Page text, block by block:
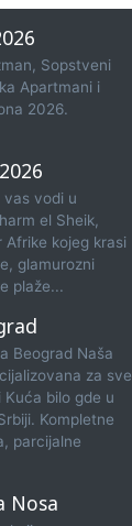
Sopstveni
Apartmani i
2026.
vas vodi u
el Sheik,
Afrike kojeg krasi
glamurozni
plaže...
Beograd Naša
za sve
Kuća bilo gde u
Kompletne
parcijalne
Nosa